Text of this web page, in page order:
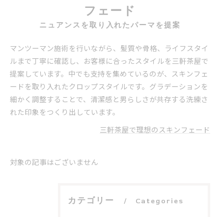
フェード
ニュアンスを取り入れたパーマを提案
マンツーマン施術を行いながら、髪質や骨格、ライフスタイ
ルまで丁寧に確認し、お客様に合ったスタイルを三軒茶屋で
提案しています。中でも支持を集めているのが、スキンフェ
ードを取り入れたクロップスタイルです。グラデーションを
細かく調整することで、清潔感と男らしさが共存する洗練さ
れた印象をつくり出しています。
三軒茶屋で理想のスキンフェード
対象の記事はございません
カテゴリー Categories